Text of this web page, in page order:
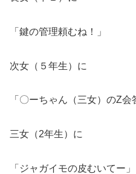
「鍵の管理頼むね！」
次女（５年生）に
「〇ーちゃん（三女）のZ
三女（2年生）に
「ジャガイモの皮むいてー」